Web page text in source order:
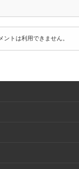
ントは利用できません。